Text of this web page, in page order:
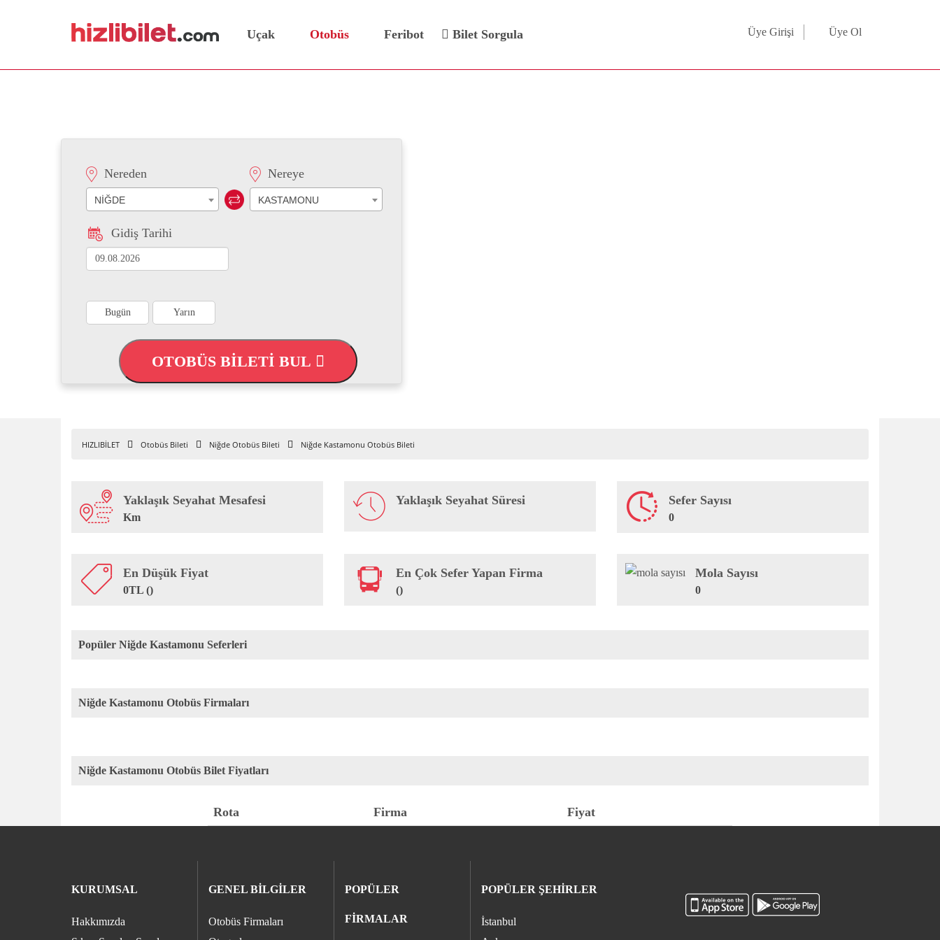
Uçak Otobüs Feribot Bilet Sorgula Üye Girişi Üye Ol
Nereden
NİĞDE
Nereye
KASTAMONU
Gidiş Tarihi
Bugün Yarın
OTOBÜS BİLETİ BUL
HIZLIBİLET Otobüs Bileti Niğde Otobüs Bileti Niğde Kastamonu Otobüs Bileti
Yaklaşık Seyahat Mesafesi
Km
Yaklaşık Seyahat Süresi Sefer Sayısı
0
En Düşük Fiyat
0TL ()
En Çok Sefer Yapan Firma
()
Mola Sayısı
0
Popüler Niğde Kastamonu Seferleri
Niğde Kastamonu Otobüs Firmaları
Niğde Kastamonu Otobüs Bilet Fiyatları
Rota Firma Fiyat
KURUMSAL
Hakkımızda
GENEL BİLGİLER
Otobüs Firmaları
POPÜLER
FİRMALAR
POPÜLER ŞEHİRLER
İstanbul